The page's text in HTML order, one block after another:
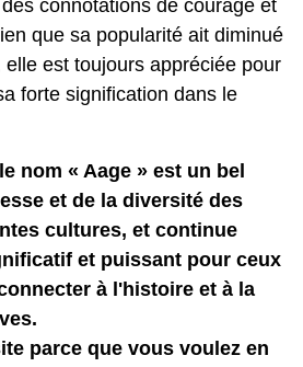
connotations de courage et
que sa popularité ait diminué
est toujours appréciée pour
forte signification dans le
nom « Aage » est un bel
et de la diversité des
cultures, et continue
et puissant pour ceux
à l'histoire et à la
parce que vous voulez en